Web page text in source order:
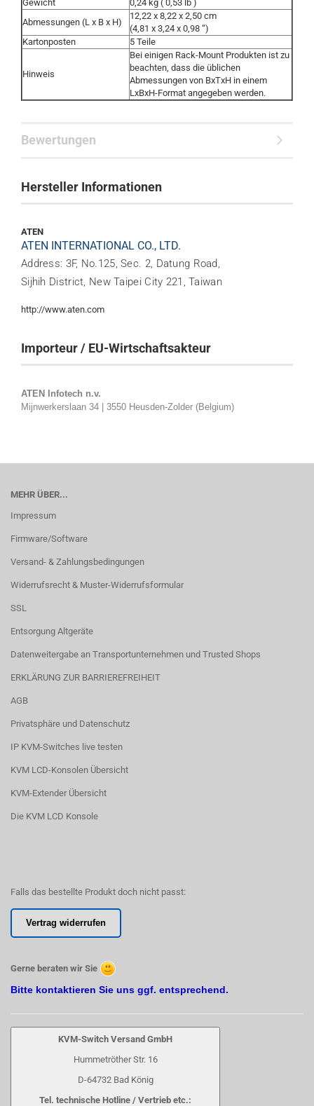
Gewicht
0,24 kg ( 0,53 lb )
Abmessungen (L x B x H)
12,22 x 8,22 x 2,50 cm
(4,81 x 3,24 x 0,98 “)
Kartonposten
5 Teile
Hinweis
Bei einigen Rack-Mount Produkten ist zu
beachten, dass die üblichen
Abmessungen von BxTxH in einem
LxBxH-Format angegeben werden.
Bewertungen
Hersteller Informationen
ATEN
ATEN INTERNATIONAL CO., LTD.
Address: 3F, No.125, Sec. 2, Datung Road,
Sijhih District, New Taipei City 221, Taiwan
http://www.aten.com
Importeur / EU-Wirtschaftsakteur
ATEN Infotech n.v.
Mijnwerkerslaan 34 | 3550 Heusden-Zolder (Belgium)
MEHR ÜBER...
Impressum
Firmware/Software
Versand- & Zahlungsbedingungen
Widerrufsrecht & Muster-Widerrufsformular
SSL
Entsorgung Altgeräte
Datenweitergabe an Transportunternehmen und Trusted Shops
ERKLÄRUNG ZUR BARRIEREFREIHEIT
AGB
Privatsphäre und Datenschutz
IP KVM-Switches live testen
KVM LCD-Konsolen Übersicht
KVM-Extender Übersicht
Die KVM LCD Konsole
Falls das bestellte Produkt doch nicht passt:
Vertrag widerrufen
Gerne beraten wir Sie
Bitte kontaktieren Sie uns ggf. entsprechend.
KVM-Switch Versand GmbH
Hummetröther Str. 16
D-64732 Bad König
Tel. technische Hotline / Vertrieb etc.: